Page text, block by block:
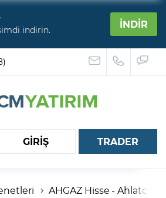
indirin. İNDİR
GİRİŞ TRADER
AHGAZ Hisse - Ahlatcı